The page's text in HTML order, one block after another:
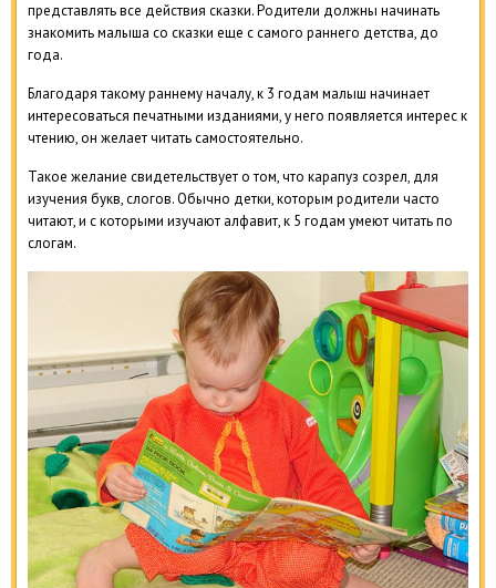
представлять все действия сказки. Родители должны начинать
знакомить малыша со сказки еще с самого раннего детства, до
года.
Благодаря такому раннему началу, к 3 годам малыш начинает
интересоваться печатными изданиями, у него появляется интерес к
чтению, он желает читать самостоятельно.
Такое желание свидетельствует о том, что карапуз созрел, для
изучения букв, слогов. Обычно детки, которым родители часто
читают, и с которыми изучают алфавит, к 5 годам умеют читать по
слогам.